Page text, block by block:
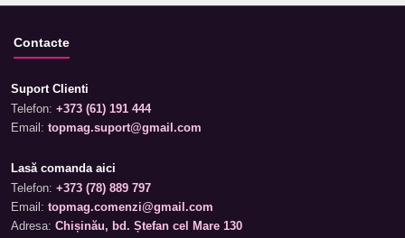
Contacte
Suport Clienti
Telefon: +373 (61) 191 444
Email: topmag.suport@gmail.com
Lasă comanda aici
Telefon: +373 (78) 889 797
Email: topmag.comenzi@gmail.com
Adresa: Chișinău, bd. Ștefan cel Mare 130